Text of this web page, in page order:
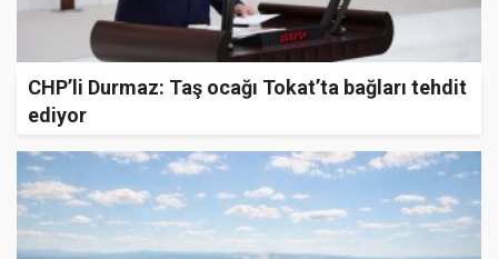
CHP’li Durmaz: Taş ocağı Tokat’ta bağları tehdit
ediyor